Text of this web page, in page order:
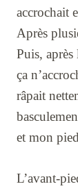
accrochait
Après
Puis,
ça
râpait
et mon
L’avant-